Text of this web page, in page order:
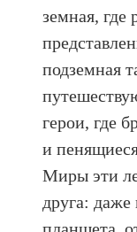
земная, где
подземная
герои, где
и
Миры эти
друга: